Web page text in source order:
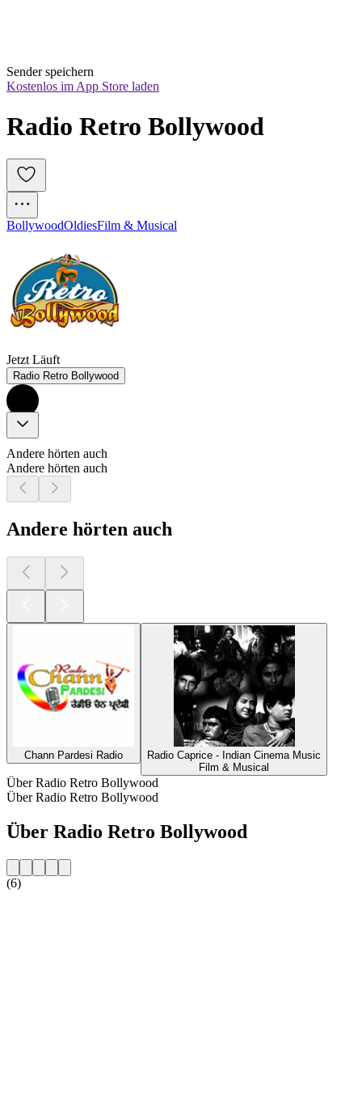
Sender speichern
Kostenlos im App Store laden
BollywoodOldiesFilm & Musical
Jetzt Läuft
Radio Retro Bollywood
Andere hörten auch
Andere hörten auch
Andere hörten auch
Chann Pardesi Radio
Radio Caprice - Indian Cinema Music
Film & Musical
Über Radio Retro Bollywood
Über Radio Retro Bollywood
Über Radio Retro Bollywood
(6)